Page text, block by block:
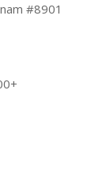
#8901 Marmora, Vietnam
+00 035 835 282